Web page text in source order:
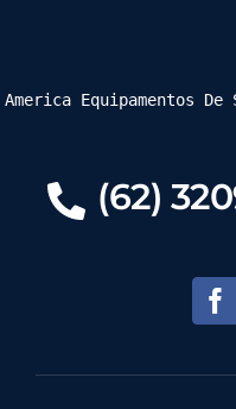
(62)
Equipamentos De